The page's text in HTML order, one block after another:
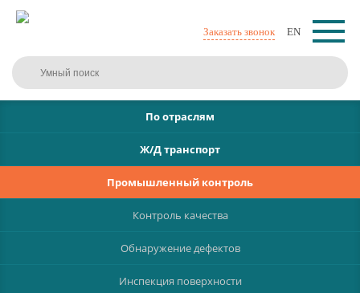
Заказать звонок EN
По отраслям
Ж/Д транспорт
Промышленный контроль
Контроль качества
Обнаружение дефектов
Инспекция поверхности